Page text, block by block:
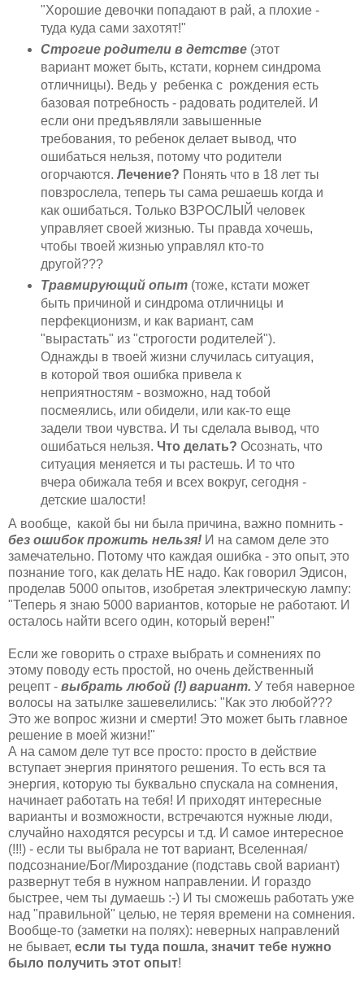
"Хорошие девочки попадают в рай, а плохие -
туда куда сами захотят!"
Строгие родители в детстве (этот
вариант может быть, кстати, корнем синдрома
отличницы). Ведь у ребенка с рождения есть
базовая потребность - радовать родителей. И
если они предъявляли завышенные
требования, то ребенок делает вывод, что
ошибаться нельзя, потому что родители
огорчаются. Лечение? Понять что в 18 лет ты
повзрослела, теперь ты сама решаешь когда и
как ошибаться. Только ВЗРОСЛЫЙ человек
управляет своей жизнью. Ты правда хочешь,
чтобы твоей жизнью управлял кто-то
другой???
Травмирующий опыт (тоже, кстати может
быть причиной и синдрома отличницы и
перфекционизм, и как вариант, сам
"вырастать" из "строгости родителей").
Однажды в твоей жизни случилась ситуация,
в которой твоя ошибка привела к
неприятностям - возможно, над тобой
посмеялись, или обидели, или как-то еще
задели твои чувства. И ты сделала вывод, что
ошибаться нельзя. Что делать? Осознать, что
ситуация меняется и ты растешь. И то что
вчера обижала тебя и всех вокруг, сегодня -
детские шалости!
А вообще, какой бы ни была причина, важно помнить -
без ошибок прожить нельзя! И на самом деле это
замечательно. Потому что каждая ошибка - это опыт, это
познание того, как делать НЕ надо. Как говорил Эдисон,
проделав 5000 опытов, изобретая электрическую лампу:
"Теперь я знаю 5000 вариантов, которые не работают. И
осталось найти всего один, который верен!"
Если же говорить о страхе выбрать и сомнениях по
этому поводу есть простой, но очень действенный
рецепт - выбрать любой (!) вариант. У тебя наверное
волосы на затылке зашевелились: "Как это любой???
Это же вопрос жизни и смерти! Это может быть главное
решение в моей жизни!"
А на самом деле тут все просто: просто в действие
вступает энергия принятого решения. То есть вся та
энергия, которую ты буквально спускала на сомнения,
начинает работать на тебя! И приходят интересные
варианты и возможности, встречаются нужные люди,
случайно находятся ресурсы и т.д. И самое интересное
(!!!) - если ты выбрала не тот вариант, Вселенная/
подсознание/Бог/Мироздание (подставь свой вариант)
развернут тебя в нужном направлении. И гораздо
быстрее, чем ты думаешь :-) И ты сможешь работать уже
над "правильной" целью, не теряя времени на сомнения.
Вообще-то (заметки на полях): неверных направлений
не бывает, если ты туда пошла, значит тебе нужно
было получить этот опыт!